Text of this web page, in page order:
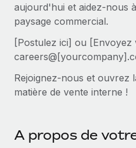
notre MCP
Rationalisez vos
SERVICES
l’international et la
TRAVAILLONS ENSEMBLE
Partenaires
Intégrez les RH à
Explorez avec nous vos
l’IA
Événements
Salle de presse
Données sur les salaires
Obtenir de l’aide
中文（简体）
aujourd'hui et aidez-nous
paysage commercial.
[Postulez ici] ou [Envoyez
Rejoignez-nous et ouvrez
matière de vente interne !
A propos de